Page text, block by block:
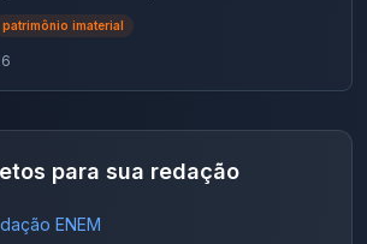
fazedores de cultura que o
patrimônio imaterial
para sua redação
ENEM